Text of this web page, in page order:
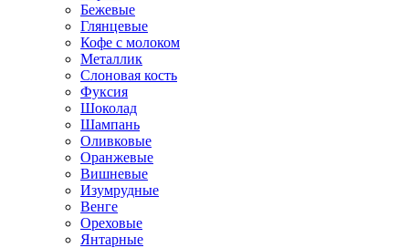
Бежевые
Глянцевые
Кофе с молоком
Металлик
Слоновая кость
Фуксия
Шоколад
Шампань
Оливковые
Оранжевые
Вишневые
Изумрудные
Венге
Ореховые
Янтарные